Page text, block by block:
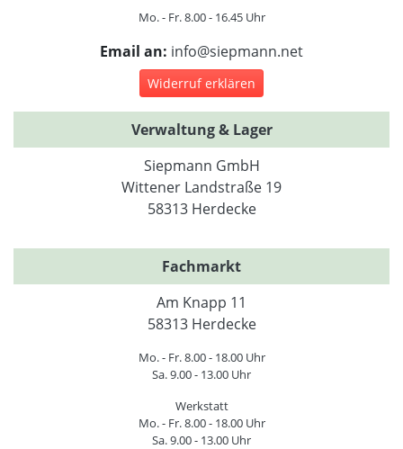
Mo. - Fr. 8.00 - 16.45 Uhr
Email an: info@siepmann.net
Widerruf erklären
Verwaltung & Lager
Siepmann GmbH
Wittener Landstraße 19
58313 Herdecke
Fachmarkt
Am Knapp 11
58313 Herdecke
Mo. - Fr. 8.00 - 18.00 Uhr
Sa. 9.00 - 13.00 Uhr
Werkstatt
Mo. - Fr. 8.00 - 18.00 Uhr
Sa. 9.00 - 13.00 Uhr